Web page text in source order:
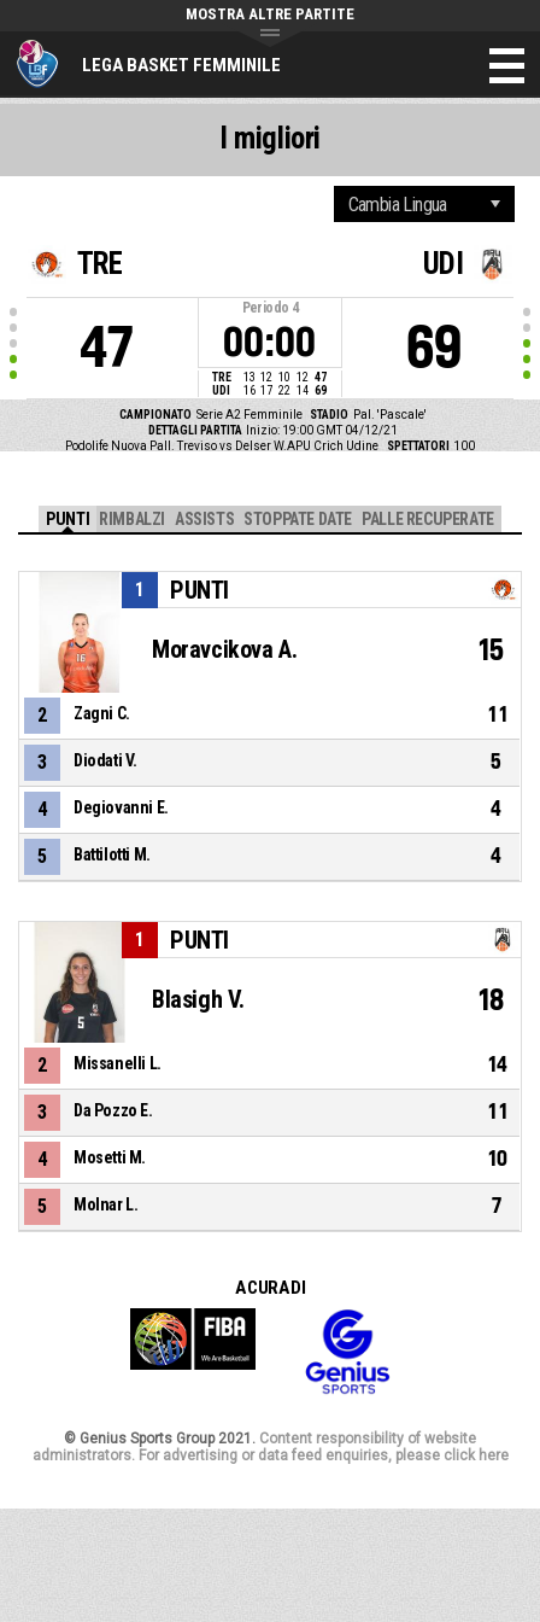
LEGA BASKET FEMMINILE
MOSTRA ALTRE PARTITE
TRE
47
Periodo 4
00:00
TRE 13 12 10 12 47
UDI
16 17 22 14 69
UDI
69
CAMPIONATO Serie A2 Femminile STADIO Pal. 'Pascale'
DETTAGLI PARTITA
Inizio: 19:00 GMT 04/12/21
Podolife Nuova Pall. Treviso vs Delser W.APU Crich Udine
SPETTATORI 100
I migliori
PUNTI RIMBALZI ASSISTS STOPPATE DATE PALLE RECUPERATE
PUNTI
1
Moravcikova A. 15
2 Zagni C. 11
3 Diodati V. 5
4 Degiovanni E. 4
5 Battilotti M. 4
PUNTI
1
Blasigh V. 18
2 Missanelli L. 14
3 Da Pozzo E. 11
4 Mosetti M. 10
5 Molnar L. 7
A CURA DI
© Genius Sports Group 2021. Content responsibility of website
administrators. For advertising or data feed enquiries, please click here